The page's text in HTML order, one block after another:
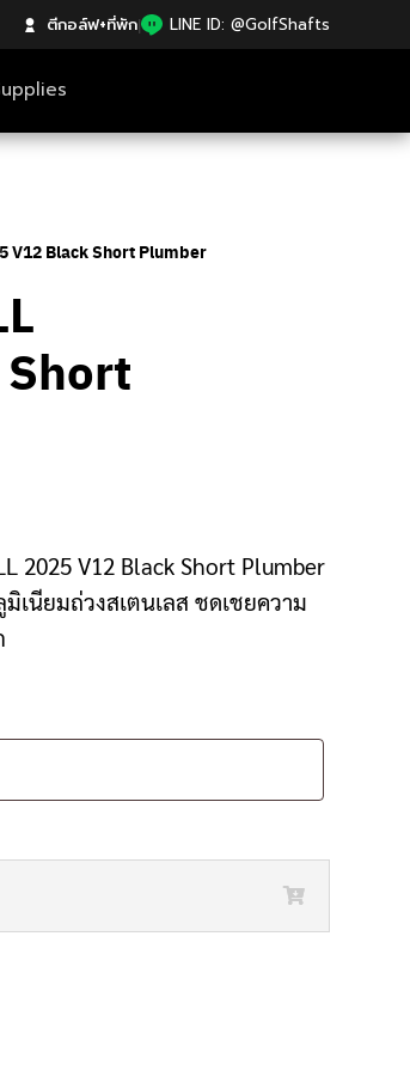
ตีกอล์ฟ+ที่พัก| LINE ID: @GolfShafts
V12 Black Short Plumber
2025 V12 Black Short Plumber
เนียมถ่วงสเตนเลส ชดเชยความ